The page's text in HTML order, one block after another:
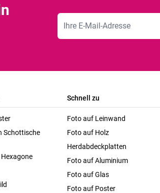
E-Mailadresse
Schottische
Schnell zu
Foto auf Leinwand
Foto auf Holz
Herdabdeckplatten
Foto auf Aluminium
Foto auf Glas
Foto auf Poster